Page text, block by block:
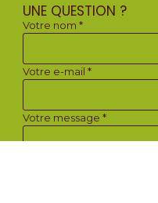
UNE QUESTION ?
Votre nom *
Votre e-mail *
Votre message *